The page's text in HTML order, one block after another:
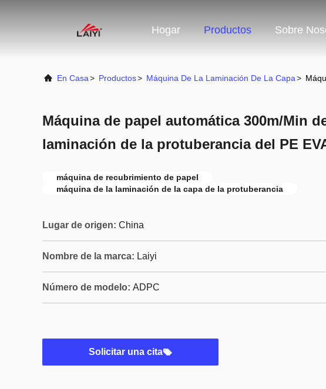
Hogar Productos Sobre
En Casa> Productos> Máquina De La Laminación De La Capa>
Máquina de papel automática 300m/Min
laminación de la protuberancia del PE
máquina de recubrimiento de papel
máquina de la laminación de la capa de la protuberancia
Lugar de origen: China
Nombre de la marca: Laiyi
Número de modelo: ADPC
Solicitar una cita